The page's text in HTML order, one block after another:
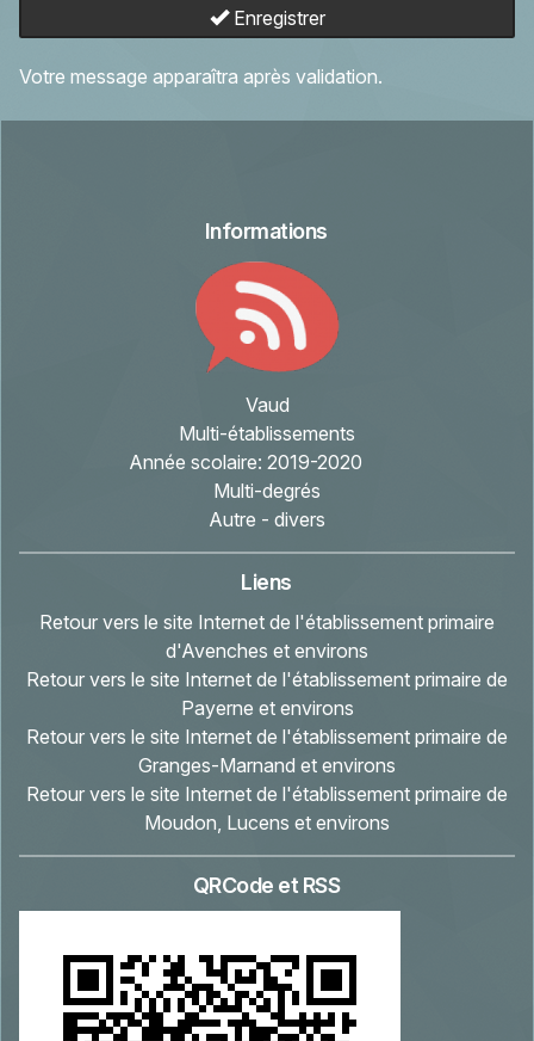
Enregistrer
Votre message apparaîtra après validation.
Informations
Vaud
Multi-établissements
Année scolaire: 2019-2020
Multi-degrés
Autre - divers
Liens
Retour vers le site Internet de l'établissement primaire
d'Avenches et environs
Retour vers le site Internet de l'établissement primaire de
Payerne et environs
Retour vers le site Internet de l'établissement primaire de
Granges-Marnand et environs
Retour vers le site Internet de l'établissement primaire de
Moudon, Lucens et environs
QRCode et RSS